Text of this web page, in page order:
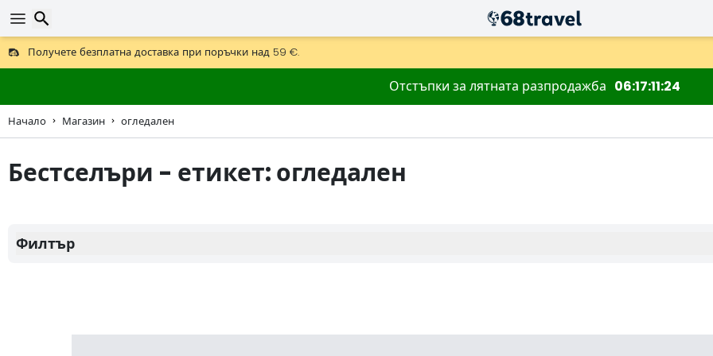
Получете безплатна доставка при поръчки над 59 €.
Предлага се и DHL Express за една нощ.
Отстъпки за лятната разпродажба 06 17 11 23
Начало Магазин огледален
Бестселъри - етикет: огледален
Филтър